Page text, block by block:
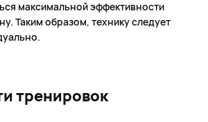
максимальной эффективности
Таким образом, технику следует
тренировок